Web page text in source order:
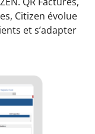
Citizen évolue
et s’adapter